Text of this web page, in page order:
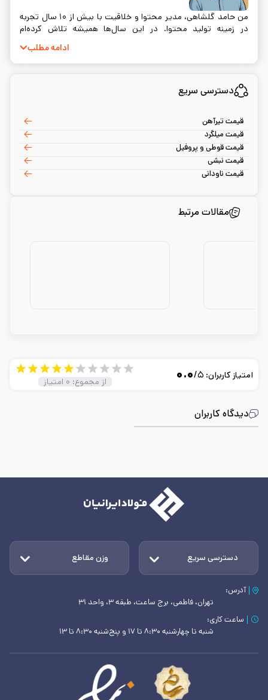
من حامد گلشاهی، مدیر محتوا و خلاقیت با بیش از ۱۰ سال تجربه
در زمینه تولید محتوا. در این سال‌ها همیشه تلاش کرده‌ام
واقعاً به سوالات و نیازهای او پاسخ دهد. خلق محتوا برای من فقط
یک شغل نیست؛ بلکه راهی‌ست برای ارتباط واقعی با آدم‌ها.
ادامه مطلب
دسترسی سریع
قیمت تیرآهن
قیمت میلگرد
قیمت قوطی و پروفیل
قیمت نبشی
قیمت ناودانی
مقالات مرتبط
دیدگاه کاربران
امتیاز کاربران: ۰.۰/۵
از مجموع: ۰ امتیاز
دسترسی سریع وزن مقاطع
آدرس:
تهران، فاطمی، برج ساعت، طبقه ۳، واحد ۳۱
ساعت کاری:
شنبه تا چهارشنبه ۸:۳۰ تا ۱۷ و پنج‌شنبه ۸:۳۰ تا ۱۳